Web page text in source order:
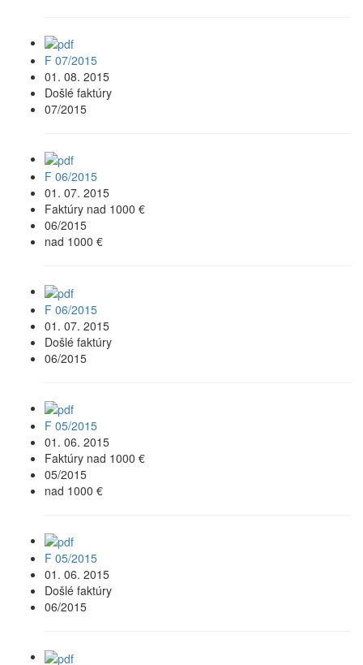
F 07/2015
01. 08. 2015
Došlé faktúry
07/2015
F 06/2015
01. 07. 2015
Faktúry nad 1000 €
06/2015
nad 1000 €
F 06/2015
01. 07. 2015
Došlé faktúry
06/2015
F 05/2015
01. 06. 2015
Faktúry nad 1000 €
05/2015
nad 1000 €
F 05/2015
01. 06. 2015
Došlé faktúry
06/2015